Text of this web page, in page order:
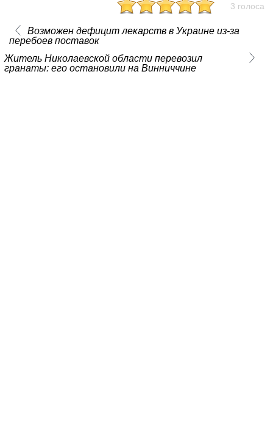
3 голоса
Возможен дефицит лекарств в Украине из-за
перебоев поставок
Житель Николаевской области перевозил
гранаты: его остановили на Винниччине